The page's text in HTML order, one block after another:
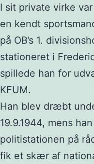
I sit private virke
en kendt
på OB’s 1.
stationeret i
spillede han for
KFUM.
Han blev dræbt
19.9.1944, mens
politistationen på
fik et skær af